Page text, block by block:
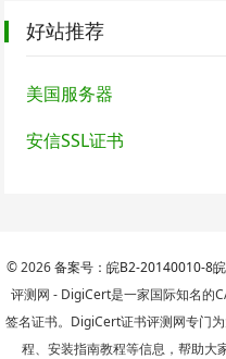
好站推荐
美国服务器
安信SSL证书
© 2026备案号：皖B2-20140010-8
评测网 - DigiCert是一家国际知名的
签名证书。DigiCert证书评测网专门
程、安装指南教程等信息，帮助大